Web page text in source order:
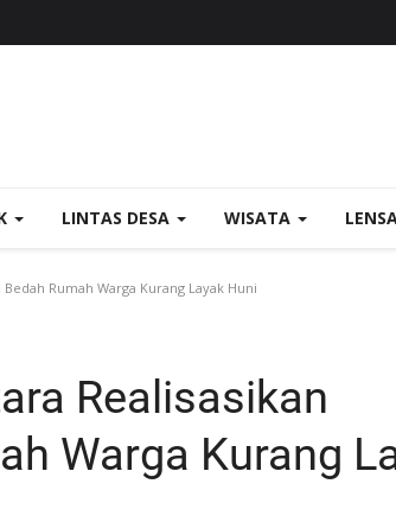
LINTAS DESA WISATA
Rumah Warga Kurang Layak Huni
Realisasikan
Warga Kurang